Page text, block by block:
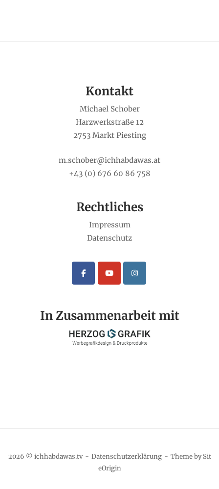
Kontakt
Michael Schober
Harzwerkstraße 12
2753 Markt Piesting
m.schober@ichhabdawas.at
+43 (0) 676 60 86 758
Rechtliches
Impressum
Datenschutz
In Zusammenarbeit mit
2026 © ichhabdawas.tv Datenschutzerklärung Theme bySit
eOrigin